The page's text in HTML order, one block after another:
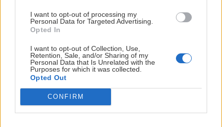
I want to opt-out of processing my
Personal Data for Targeted Advertising.
Opted In
I want to opt-out of Collection, Use,
Retention, Sale, and/or Sharing of my
Personal Data that Is Unrelated with the
Purposes for which it was collected.
Opted Out
CONFIRM
Odoberať
Ak ťa článok zaujal, odoberaj naše
novinky emailom (zvyčajne raz za dva
Fotogaléria